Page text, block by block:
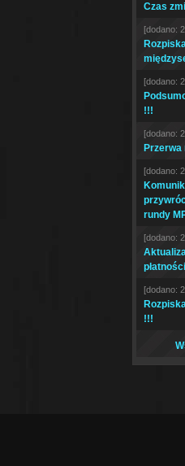
Czas
[dodano:
[dodano:
!!!
[dodano:
Przerwa
[dodano:
rundy
[dodano:
[dodano:
!!!